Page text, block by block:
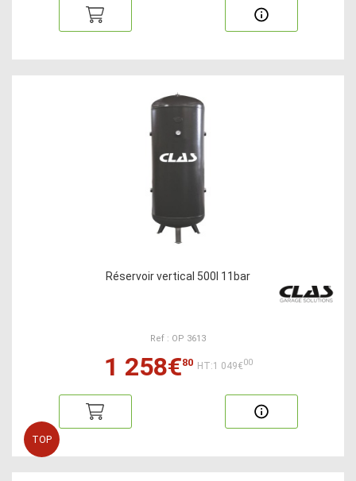
Réservoir vertical 500l 11bar
Ref : OP 3613
1 258€80 HT:1 049€00
TOP